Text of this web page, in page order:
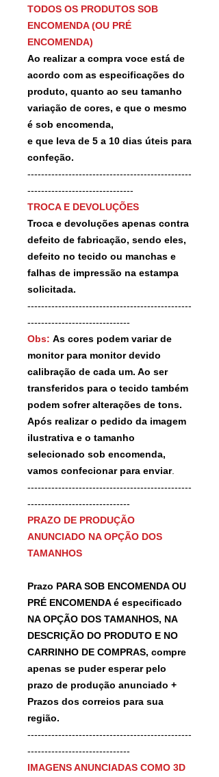
TODOS OS PRODUTOS SOB
ENCOMENDA (OU PRÉ
ENCOMENDA)
Ao realizar a compra voce está de
acordo com as especificações do
produto, quanto ao seu tamanho
variação de cores, e que o mesmo
é sob encomenda,
e que leva de 5 a 10 dias úteis para
confeção.
------------------------------------------------
-------------------------------
TROCA E DEVOLUÇÕES
Troca e devoluções apenas contra
defeito de fabricação, sendo eles,
defeito no tecido ou manchas e
falhas de impressão na estampa
solicitada.
------------------------------------------------
------------------------------
Obs: As cores podem variar de
monitor para monitor devido
calibração de cada um. Ao ser
transferidos para o tecido também
podem sofrer alterações de tons.
Após realizar o pedido da imagem
ilustrativa e o tamanho
selecionado sob encomenda,
vamos confecionar para enviar.
------------------------------------------------
------------------------------
PRAZO DE PRODUÇÃO
ANUNCIADO NA OPÇÃO DOS
TAMANHOS
Prazo PARA SOB ENCOMENDA OU
PRÉ ENCOMENDA é especificado
NA OPÇÃO DOS TAMANHOS, NA
DESCRIÇÃO DO PRODUTO E NO
CARRINHO DE COMPRAS, compre
apenas se puder esperar pelo
prazo de produção anunciado +
Prazos dos correios para sua
região.
------------------------------------------------
------------------------------
IMAGENS ANUNCIADAS COMO 3D